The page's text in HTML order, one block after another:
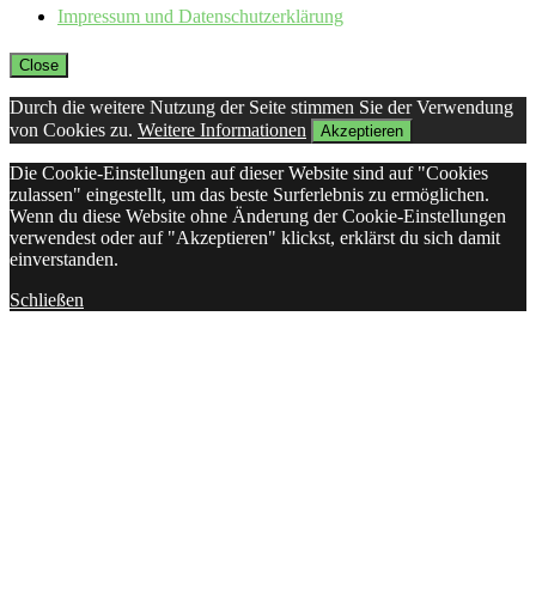
Impressum und Datenschutzerklärung
Close
Durch die weitere Nutzung der Seite stimmen Sie der Verwendung
von Cookies zu. Weitere Informationen Akzeptieren
Die Cookie-Einstellungen auf dieser Website sind auf "Cookies
zulassen" eingestellt, um das beste Surferlebnis zu ermöglichen.
Wenn du diese Website ohne Änderung der Cookie-Einstellungen
verwendest oder auf "Akzeptieren" klickst, erklärst du sich damit
einverstanden.
Schließen